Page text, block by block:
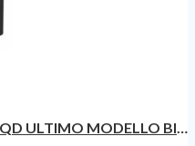
Ecotech Marine Vortech MP60QD ULTIMO MODELLO Bluetooth